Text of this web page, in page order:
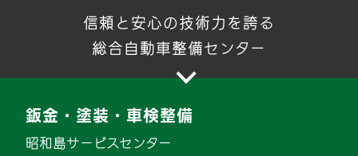
信頼と安心の技術力を誇る
総合自動車整備センター
鈑金・塗装・車検整備
昭和島サービスセンター